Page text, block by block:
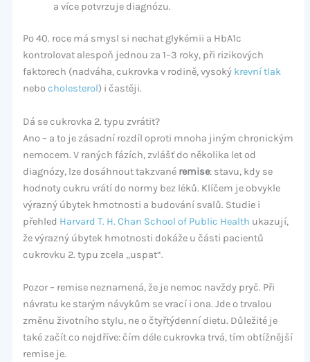
a více potvrzuje diagnózu.
Po 40. roce má smysl si nechat glykémii a HbA1c
kontrolovat alespoň jednou za 1–3 roky, při rizikových
faktorech (nadváha, cukrovka v rodině, vysoký krevní tlak
nebocholesterol) i častěji.
Dá se cukrovka 2. typu zvrátit?
Ano – a to je zásadní rozdíl oproti mnoha jiným chronickým
nemocem. V raných fázích, zvlášť do několika let od
diagnózy, lze dosáhnout takzvané remise: stavu, kdy se
hodnoty cukru vrátí do normy bez léků. Klíčem je obvykle
výrazný úbytek hmotnosti a budování svalů. Studie i
přehled Harvard T. H. Chan School of Public Health ukazují,
že výrazný úbytek hmotnosti dokáže u části pacientů
cukrovku 2. typu zcela „uspat“.
Pozor – remise neznamená, že je nemoc navždy pryč. Při
návratu ke starým návykům se vrací i ona. Jde o trvalou
změnu životního stylu, ne o čtyřtýdenní dietu. Důležité je
také začít co nejdříve: čím déle cukrovka trvá, tím obtížnější
remise je.